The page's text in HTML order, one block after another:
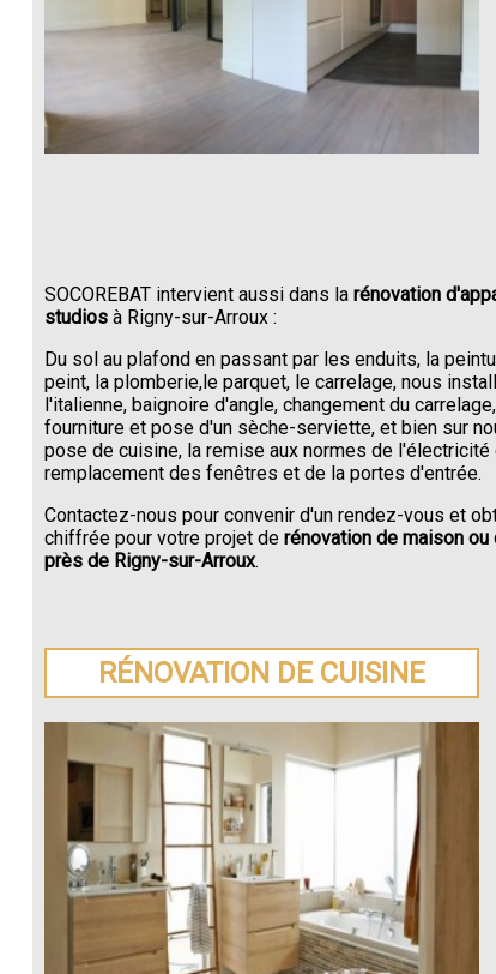
SOCOREBAT intervient aussi dans la rénovation
studiosà Rigny-sur-Arroux :
Du sol au plafond en passant par les enduits, la
peint, la plomberie,le parquet, le carrelage, nous
l'italienne, baignoire d'angle, changement du
fourniture et pose d'un sèche-serviette, et bien sur
pose de cuisine, la remise aux normes de l'électricité
remplacement des fenêtres et de la portes d'entrée.
Contactez-nous pour convenir d'un rendez-vous et
chiffrée pour votre projet derénovation de maison ou
près de Rigny-sur-Arroux.
RÉNOVATION DE CUISINE